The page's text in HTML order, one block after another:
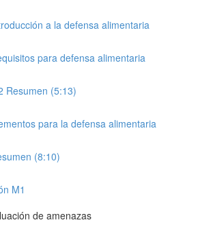
a la defensa alimentaria
para defensa alimentaria
Resumen (5:13)
para la defensa alimentaria
(8:10)
M1
de amenazas